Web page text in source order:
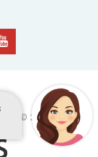
© 2026.